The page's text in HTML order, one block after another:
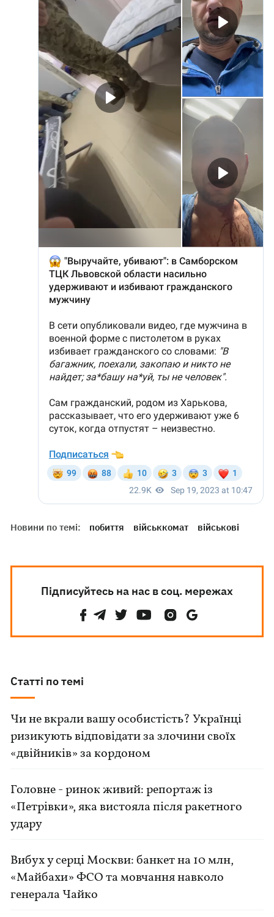
Новини по темі: побиття військкомат військові
Підписуйтесь на нас в соц. мережах
Статті по темі
Чи не вкрали вашу особистість? Українці
ризикують відповідати за злочини своїх
«двійників» за кордоном
Головне - ринок живий: репортаж із
«Петрівки», яка вистояла після ракетного
удару
Вибух у серці Москви: банкет на 10 млн,
«Майбахи» ФСО та мовчання навколо
генерала Чайко